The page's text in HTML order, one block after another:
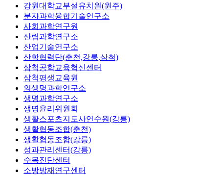
강원대학교부설유치원(원주)
분자과학융합기술연구소
사회과학연구원
산림과학연구소
산업기술연구소
산학협력단(춘천,강릉,삼척)
삼척공학교육혁신센터
삼척평생교육원
의생명과학연구소
생명과학연구소
생명윤리위원회
생활스포츠지도사연수원(강릉)
생활협동조합(춘천)
생활협동조합(강릉)
성과관리센터(강릉)
수목진단센터
소방방재연구센터